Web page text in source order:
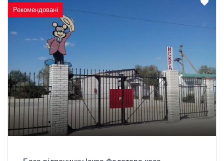
Рекомендовані